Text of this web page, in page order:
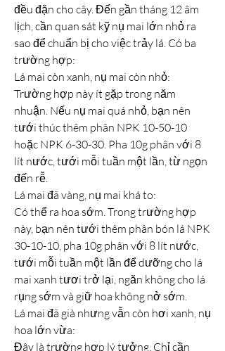
đều đặn cho cây. Đến gần tháng 12 âm
lịch, cần quan sát kỹ nụ mai lớn nhỏ ra
sao để chuẩn bị cho việc trảy lá. Có ba
trường hợp:
Lá mai còn xanh, nụ mai còn nhỏ:
Trường hợp này ít gặp trong năm
nhuận. Nếu nụ mai quá nhỏ, bạn nên
tưới thúc thêm phân NPK 10-50-10
hoặc NPK 6-30-30. Pha 10g phân với 8
lít nước, tưới mỗi tuần một lần, từ ngọn
đến rễ.
Lá mai đã vàng, nụ mai khá to:
Có thể ra hoa sớm. Trong trường hợp
này, bạn nên tưới thêm phân bón lá NPK
30-10-10, pha 10g phân với 8 lít nước,
tưới mỗi tuần một lần để dưỡng cho lá
mai xanh tươi trở lại, ngăn không cho lá
rụng sớm và giữ hoa không nở sớm.
Lá mai đã già nhưng vẫn còn hơi xanh, nụ
hoa lớn vừa:
Đây là trường hợp lý tưởng. Chỉ cần